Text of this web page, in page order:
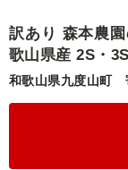
ランキング
特集・おすすめ
訳あり 森本農
歌山県産 2S・
和歌山県九度山町